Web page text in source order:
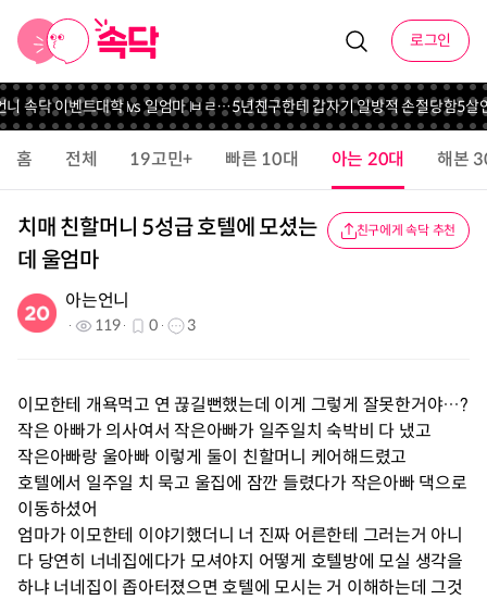
로그인
속닥 이벤트대학 vs 일엄마 ㅂㄹ…5년친구한테 갑자기 일방적 손절당함5살
홈 전체 19고민+ 빠른 10대 아는 20대 해본
치매 친할머니 5성급 호텔에 모셨는
데 울엄마
친구에게 속닥 추천
아는언니
119 0 3
이모한테 개욕먹고 연 끊길뻔했는데 이게 그렇게 잘못한거야…?
작은 아빠가 의사여서 작은아빠가 일주일치 숙박비 다 냈고
작은아빠랑 울아빠 이렇게 둘이 친할머니 케어해드렸고
호텔에서 일주일 치 묵고 울집에 잠깐 들렸다가 작은아빠 댁으로
이동하셨어
엄마가 이모한테 이야기했더니 너 진짜 어른한테 그러는거 아니
다 당연히 너네집에다가 모셔야지 어떻게 호텔방에 모실 생각을
하냐 너네집이 좁아터졌으면 호텔에 모시는 거 이해하는데 그것